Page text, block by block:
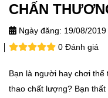
CHẤN
Ngày đăng: 19/08/2019
0 Đánh giá
Bạn là người hay chơi
thao chất lượng? Bạn